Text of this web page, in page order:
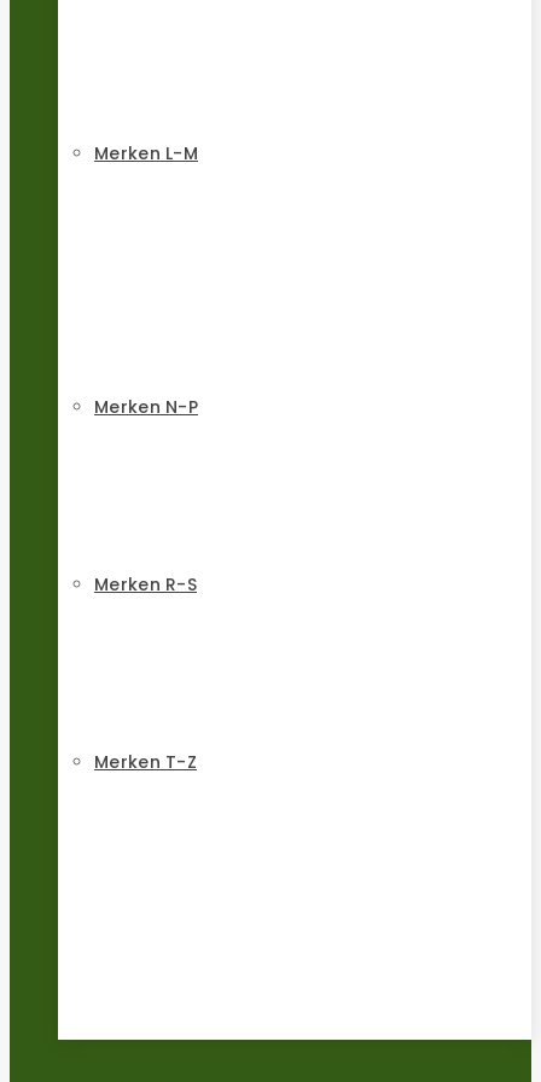
Merken L-M
Merken N-P
Merken R-S
Merken T-Z